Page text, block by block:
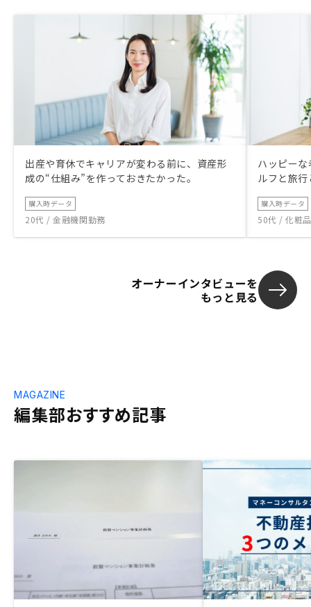
出産や育休でキャリアが変わる前に、資産形
成の“仕組み”を作っておきたかった。
購入時データ
20代 / 金融機関勤務
ハッピー
ルフと旅
購入時データ
50代 / 化粧
オーナーインタビューを
もっと見る
編集部おすすめ記事
MAGAZINE